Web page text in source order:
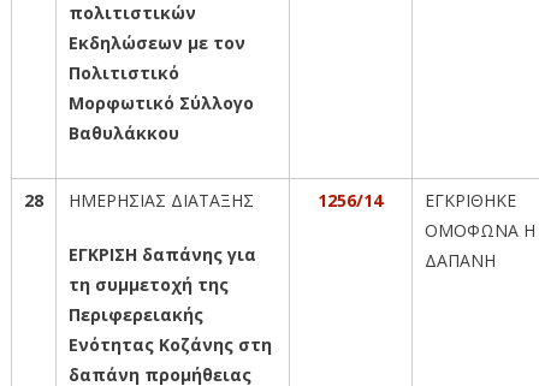
πολιτιστικών
Εκδηλώσεων με τον
Πολιτιστικό
Μορφωτικό Σύλλογο
Βαθυλάκκου
28 ΗΜΕΡΗΣΙΑΣ ΔΙΑΤΑΞΗΣ
ΕΓΚΡΙΣΗ δαπάνης για
τη συμμετοχή της
Περιφερειακής
Ενότητας Κοζάνης στη
δαπάνη προμήθειας
1256/14
ΕΓΚΡΙΘΗΚΕ
ΟΜΟΦΩΝΑ Η
ΔΑΠΑΝΗ